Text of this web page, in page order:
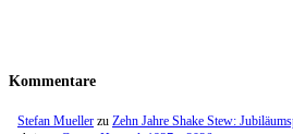
Kommentare
Stefan Mueller zu Zehn Jahre Shake Stew: